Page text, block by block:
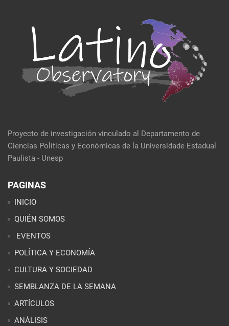
Proyecto de investigación vinculado al Departamento de
Ciencias Políticas y Económicas de la Universidade Estadual
Paulista - Unesp
PAGINAS
INICIO
QUIÉN SOMOS
EVENTOS
POLÍTICA Y ECONOMÍA
CULTURA Y SOCIEDAD
SEMBLANZA DE LA SEMANA
ARTÍCULOS
ANÁLISIS